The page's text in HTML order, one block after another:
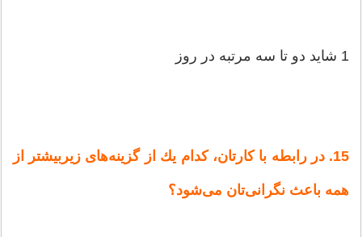
1 شاید دو تا سه‌ مرتبه‌ در روز
15. در رابطه‌ با كارتان‌، كدام‌ یك‌ از گزینه‌های‌ زیربیشتر از
همه‌ باعث‌ نگرانی‌تان‌ می‌شود؟